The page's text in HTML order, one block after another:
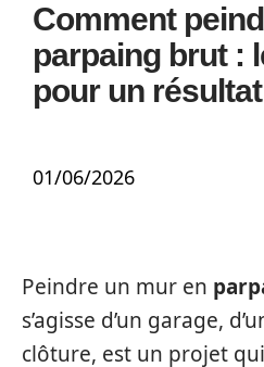
Comment
parpaing brut :
pour un
01/06/2026
Peindre un mur en
s’agisse d’un garage,
clôture, est un projet